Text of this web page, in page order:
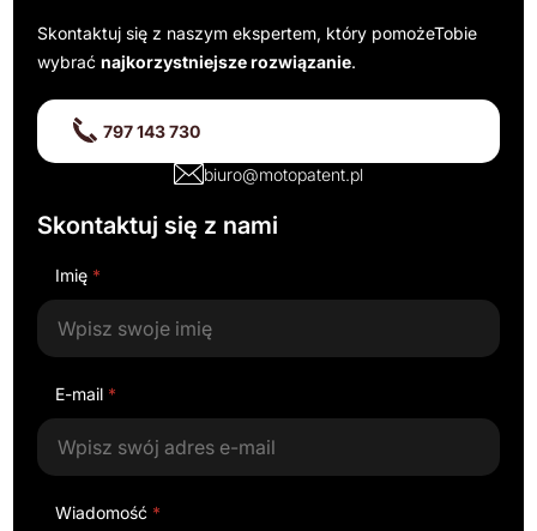
Skontaktuj się z naszym ekspertem, który pomożeTobie
wybraćnajkorzystniejsze rozwiązanie.
797 143 730
biuro@motopatent.pl
Skontaktuj się z nami
Imię *
E-mail *
Wiadomość *